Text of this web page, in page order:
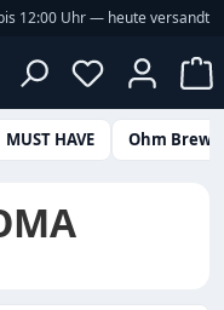
12:00 Uhr — heute versandt
Du hast 0
MUST HAVE Ohm Brew